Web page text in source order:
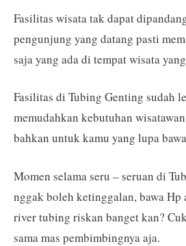
Fasilitas wisata tak dapat
pengunjung yang datang pasti
saja yang ada di tempat wisata
Fasilitas di Tubing Genting sudah
memudahkan kebutuhan
bahkan untuk kamu yang lupa
Momen selama seru – seruan di
nggak boleh ketinggalan, bawa Hp
river tubing riskan banget kan?
sama mas pembimbingnya aja.